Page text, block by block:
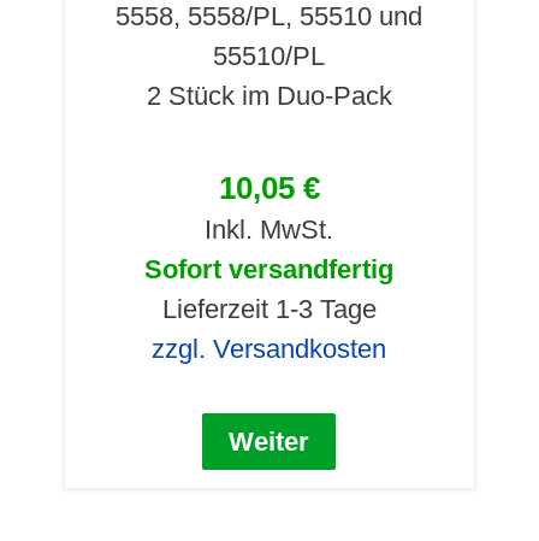
5558, 5558/PL, 55510 und
55510/PL
2 Stück im Duo-Pack
10,05 €
Inkl. MwSt.
Sofort versandfertig
Lieferzeit 1-3 Tage
zzgl. Versandkosten
Weiter